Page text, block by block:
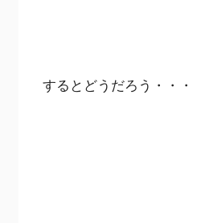
するとどうだろう・・・